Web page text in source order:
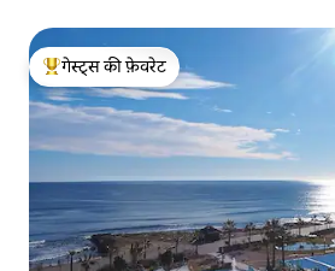
गेस्ट्स का टॉप फ़ेवरेट
गेस्ट्स की फ़ेवरेट